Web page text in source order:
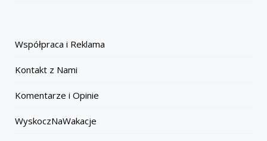
Współpraca i Reklama
Kontakt z Nami
Komentarze i Opinie
WyskoczNaWakacje